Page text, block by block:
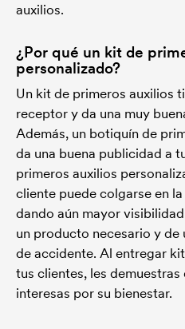
auxilios.
¿Por qué un kit de
personalizado?
Un kit de primeros auxilios
receptor y da una muy
Además, un botiquín de
da una buena publicidad a
primeros auxilios
cliente puede colgarse en
dando aún mayor
un producto necesario y de
de accidente. Al entregar
tus clientes, les
interesas por su bienestar.